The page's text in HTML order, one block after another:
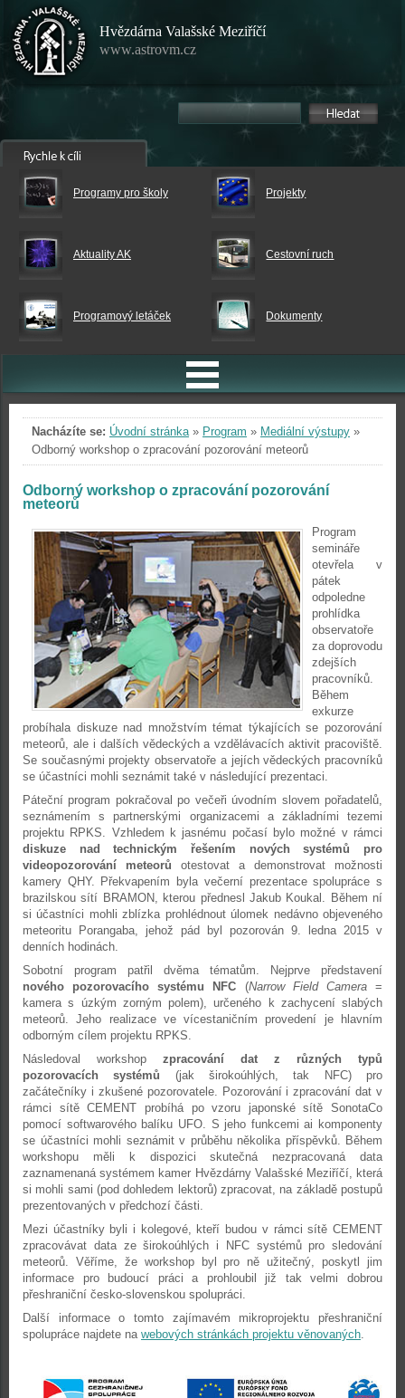
Hvězdárna Valašské Meziříčí
www.astrovm.cz
Programy pro školy Projekty
Aktuality AK Cestovní ruch
Programový letáček Dokumenty
Nacházíte se: Úvodní stránka» Program » Mediální výstupy »
Odborný workshop o zpracování pozorování meteorů
Odborný workshop o zpracování pozorování
meteorů
Program
semináře
otevřela v
pátek
odpoledne
prohlídka
observatoře
za doprovodu
zdejších
pracovníků.
Během
exkurze
probíhala diskuze nad množstvím témat týkajících se pozorování
meteorů, ale i dalších vědeckých a vzdělávacích aktivit pracoviště.
Se současnými projekty observatoře a jejích vědeckých pracovníků
se účastníci mohli seznámit také v následující prezentaci.
Páteční program pokračoval po večeři úvodním slovem pořadatelů,
seznámením s partnerskými organizacemi a základními tezemi
projektu RPKS. Vzhledem k jasnému počasí bylo možné v rámci
diskuze nad technickým řešením nových systémů pro
videopozorování meteorů otestovat a demonstrovat možnosti
kamery QHY. Překvapením byla večerní prezentace spolupráce s
brazilskou sítí BRAMON, kterou přednesl Jakub Koukal. Během ní
si účastníci mohli zblízka prohlédnout úlomek nedávno objeveného
meteoritu Porangaba, jehož pád byl pozorován 9. ledna 2015 v
denních hodinách.
Sobotní program patřil dvěma tématům. Nejprve představení
nového pozorovacího systému NFC (Narrow Field Camera=
kamera s úzkým zorným polem), určeného k zachycení slabých
meteorů. Jeho realizace ve vícestaničním provedení je hlavním
odborným cílem projektu RPKS.
Následoval workshop zpracování dat z různých typů
pozorovacích systémů (jak širokoúhlých, tak NFC) pro
začátečníky i zkušené pozorovatele. Pozorování i zpracování dat v
rámci sítě CEMENT probíhá po vzoru japonské sítě SonotaCo
pomocí softwarového balíku UFO. S jeho funkcemi ai komponenty
se účastníci mohli seznámit v průběhu několika příspěvků. Během
workshopu měli k dispozici skutečná nezpracovaná data
zaznamenaná systémem kamer Hvězdárny Valašské Meziříčí, která
si mohli sami (pod dohledem lektorů) zpracovat, na základě postupů
prezentovaných v předchozí části.
Mezi účastníky byli i kolegové, kteří budou v rámci sítě CEMENT
zpracovávat data ze širokoúhlých i NFC systémů pro sledování
meteorů. Věříme, že workshop byl pro ně užitečný, poskytl jim
informace pro budoucí práci a prohloubil již tak velmi dobrou
přeshraniční česko-slovenskou spolupráci.
Další informace o tomto zajímavém mikroprojektu přeshraniční
spolupráce najdete na webových stránkách projektu věnovaných.